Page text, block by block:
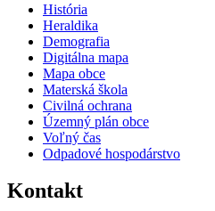
História
Heraldika
Demografia
Digitálna mapa
Mapa obce
Materská škola
Civilná ochrana
Územný plán obce
Voľný čas
Odpadové hospodárstvo
Kontakt